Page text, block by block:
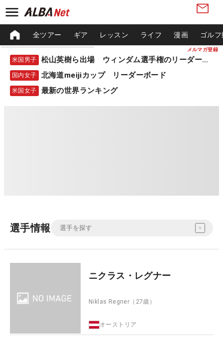
メルマガ登録
全ツアー ギア レッスン ライフ 漫画 ゴル
米国男子 松山英樹ら出場 ウィンダム選手権のリーダーボード
国内女子 北海道meijiカップ リーダーボード
米国女子 最新の世界ランキング
選手情報
ニクラス・レグナー
Niklas Regner （27歳）
オーストリア